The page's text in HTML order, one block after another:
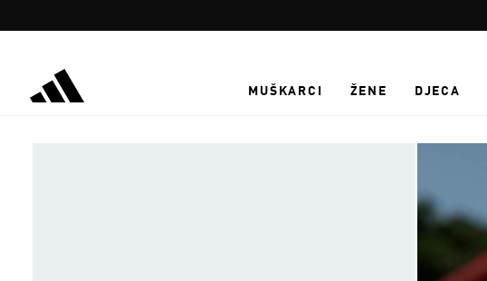
MUŠKARCI ŽENE DJECA